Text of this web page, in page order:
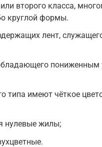
второго класса,
круглой формы.
лент,
пониженным
типа имеют чёткое
нулевые жилы;